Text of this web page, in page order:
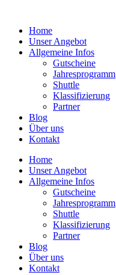
springenHome
Unser Angebot
Allgemeine Infos
Gutscheine
Jahresprogramm
Shuttle
Klassifizierung
Partner
Blog
Über uns
Kontakt
Home
Unser Angebot
Allgemeine Infos
Gutscheine
Jahresprogramm
Shuttle
Klassifizierung
Partner
Blog
Über uns
Kontakt